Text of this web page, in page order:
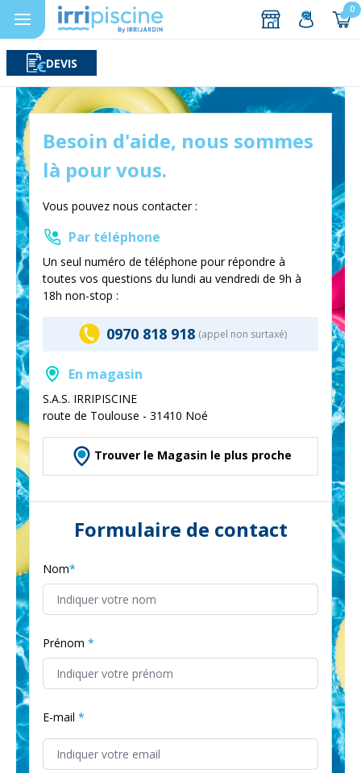
0
DEVIS
Aller au contenu
Besoin d'aide, nous sommes
là pour vous.
Vous pouvez nous contacter :
Par téléphone
Un seul numéro de téléphone pour répondre à
toutes vos questions du lundi au vendredi de 9h à
18h non-stop :
0970 818 918 (appel non surtaxé)
En magasin
S.A.S. IRRIPISCINE
route de Toulouse - 31410 Noé
Trouver le Magasin le plus proche
Formulaire de contact
Nom
Prénom
E-mail